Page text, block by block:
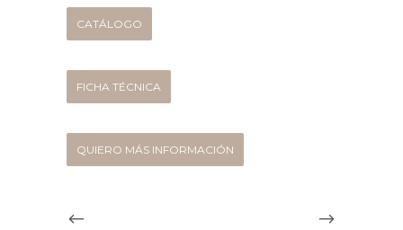
CATÁLOGO
FICHA TÉCNICA
QUIERO MÁS INFORMACIÓN